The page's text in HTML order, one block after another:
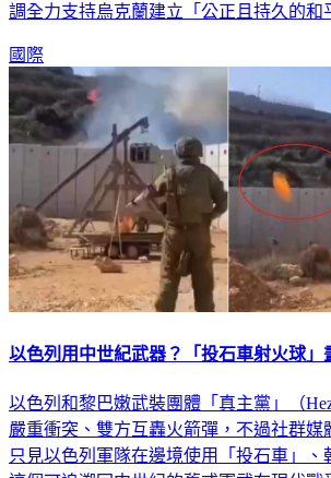
調全力支持烏克蘭建立「公正且持久的和
國際
以色列用中世紀武器？「投石車射火球
以色列和黎巴嫩武裝團體「真主黨」（
嚴重衝突、雙方互轟火箭彈，不過社群媒
只見以色列軍隊在邊境使用「投石車」、